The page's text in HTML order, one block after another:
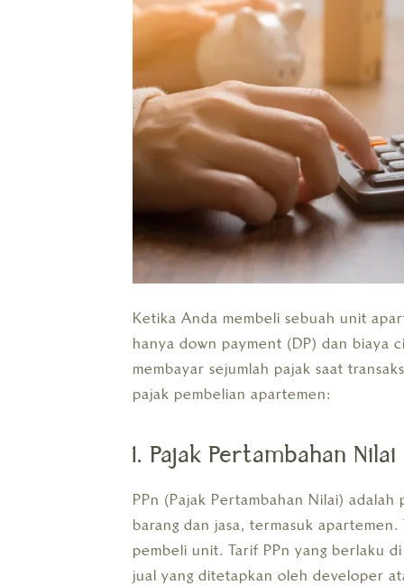
Ketika Anda membeli sebuah unit
hanya down payment (DP) dan biaya
membayar sejumlah pajak saat
pajak pembelian apartemen:
1. Pajak Pertambahan Nilai
PPn (Pajak Pertambahan Nilai)
barang dan jasa, termasuk
pembeli unit. Tarif PPn yang berlaku
jual yang ditetapkan oleh developer